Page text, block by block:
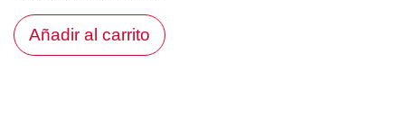
Añadir al carrito